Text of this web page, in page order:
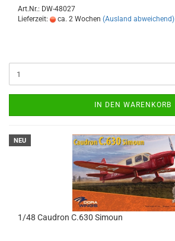
Art.Nr.: DW-48027
Lieferzeit:
ca. 2 Wochen (Ausland abweichend)
IN DEN WARENKORB
NEU
1/48 Caudron C.630 Simoun